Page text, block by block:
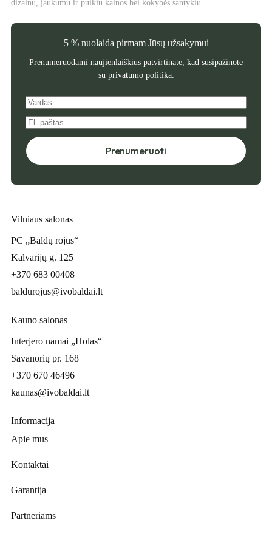
dizainu, jaukumu ir puikiu kainos bei kokybės santykiu.
5 % nuolaida pirmam Jūsų užsakymui
Prenumeruodami naujienlaiškius patvirtinate, kad susipažinote
su privatumo politika.
Prenumeruoti
Vilniaus salonas
PC „Baldų rojus“
Kalvarijų g. 125
+370 683 00408
baldurojus@ivobaldai.lt
Kauno salonas
Interjero namai „Holas“
Savanorių pr. 168
+370 670 46496
kaunas@ivobaldai.lt
Informacija
Apie mus
Kontaktai
Garantija
Partneriams